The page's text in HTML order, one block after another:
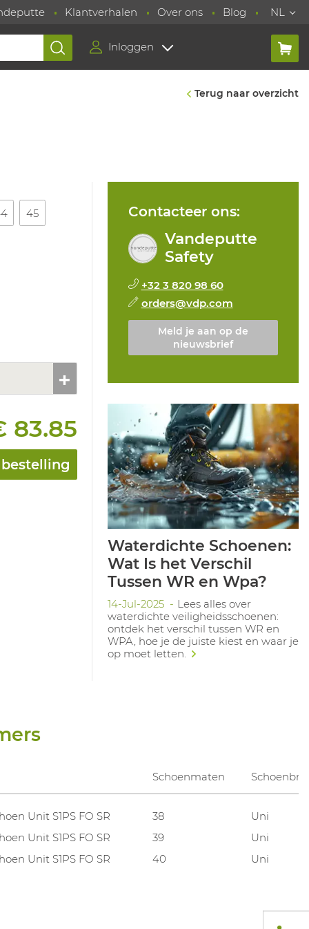
Klantverhalen Over ons Blog NL
Inloggen
Terug naar overzicht
45
83.85
Contacteer ons:
Vandeputte
Safety
+32 3 820 98 60
orders@vdp.com
Meld je aan op de
nieuwsbrief
Waterdichte Schoenen:
Wat Is het Verschil
Tussen WR en Wpa?
14-Jul-2025
Lees alles over
waterdichte veiligheidsschoenen:
ontdek het verschil tussen WR en
WPA, hoe je de juiste kiest en waar je
op moet letten.
Schoenmaten
Unit S1PS FO SR 38
Uni
Unit S1PS FO SR 39
Uni
Unit S1PS FO SR 40
Uni